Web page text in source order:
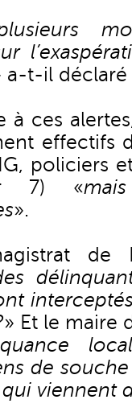
a-t-il
à ces
effectifs
policiers
7) «
».
de
» Et le maire
de
viennent